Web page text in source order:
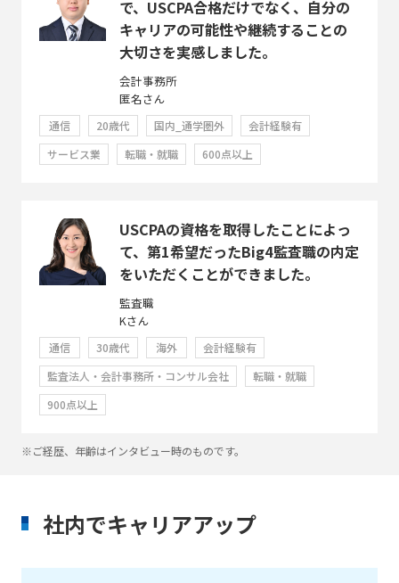
で、USCPA合格だけでなく、自分の
キャリアの可能性や継続することの
大切さを実感しました。
会計事務所
匿名さん
通信 20歳代 国内_通学圏外
会計経験有
サービス業
転職・就職 600点以上
USCPAの資格を取得したことによっ
て、第1希望だったBig4監査職の内定
をいただくことができました。
監査職
Kさん
通信 30歳代 海外
会計経験有
監査法人・会計事務所・コンサル会社
転職・就職
900点以上
※ご経歴、年齢はインタビュー時のものです。
社内でキャリアアップ